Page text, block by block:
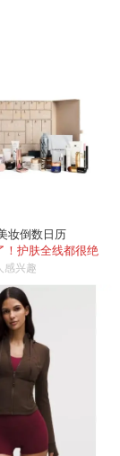
妆倒数日历
！护肤全线都很绝
感兴趣